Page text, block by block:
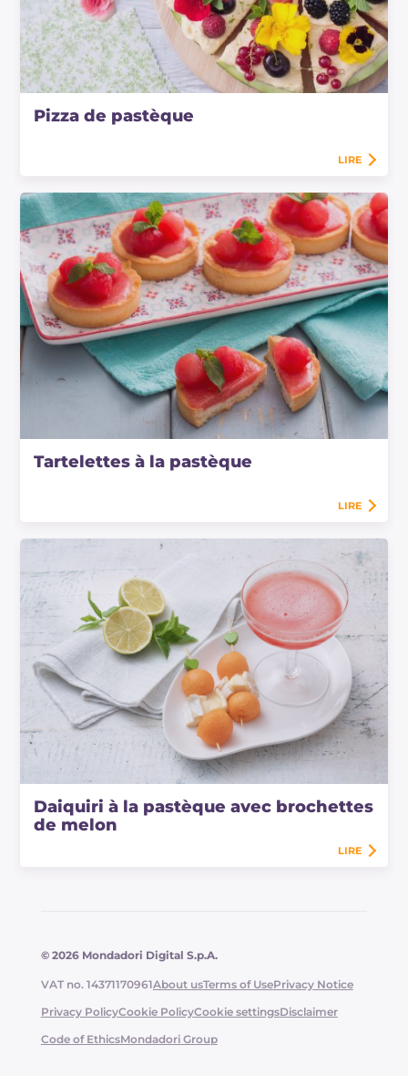
Pizza de pastèque
LIRE
Tartelettes à la pastèque
LIRE
Daiquiri à la pastèque avec brochettes
de melon
LIRE
© 2026 Mondadori Digital S.p.A.
VAT no. 14371170961About usTerms of UsePrivacy Notice
Privacy PolicyCookie PolicyCookie settingsDisclaimer
Code of EthicsMondadori Group